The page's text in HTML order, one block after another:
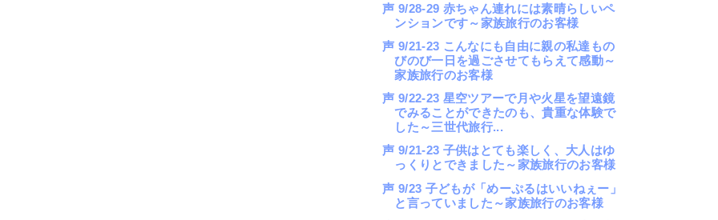
声 9/28-29 赤ちゃん連れには素晴らしいペ
ンションです～家族旅行のお客様
声 9/21-23 こんなにも自由に親の私達もの
びのび一日を過ごさせてもらえて感動～
家族旅行のお客様
声 9/22-23 星空ツアーで月や火星を望遠鏡
でみることができたのも、貴重な体験で
した～三世代旅行...
声 9/21-23 子供はとても楽しく、大人はゆ
っくりとできました～家族旅行のお客様
声 9/23 子どもが「めーぷるはいいねぇー」
と言っていました～家族旅行のお客様